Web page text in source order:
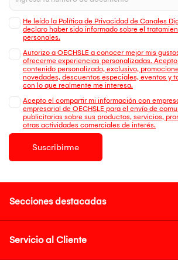
He leído la Política de Privacidad de Canales
declaro haber sido informado sobre el
personales.
Autorizo a OECHSLE a conocer mejor mis
ofrecerme experiencias personalizadas.
contenido personalizado, exclusivo,
novedades, descuentos especiales, eventos y
con lo que realmente me interesa.
Acepto el compartir mi información con
empresarial de OECHSLE para el envío de
publicitarias sobre sus productos, servicios,
otras actividades comerciales de interés.
Suscribirme
Secciones destacadas
Servicio al Cliente